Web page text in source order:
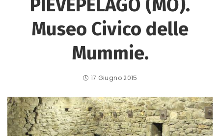
PIEVEPELAGO (MO).
Museo Civico delle
Mummie.
17 Giugno 2015